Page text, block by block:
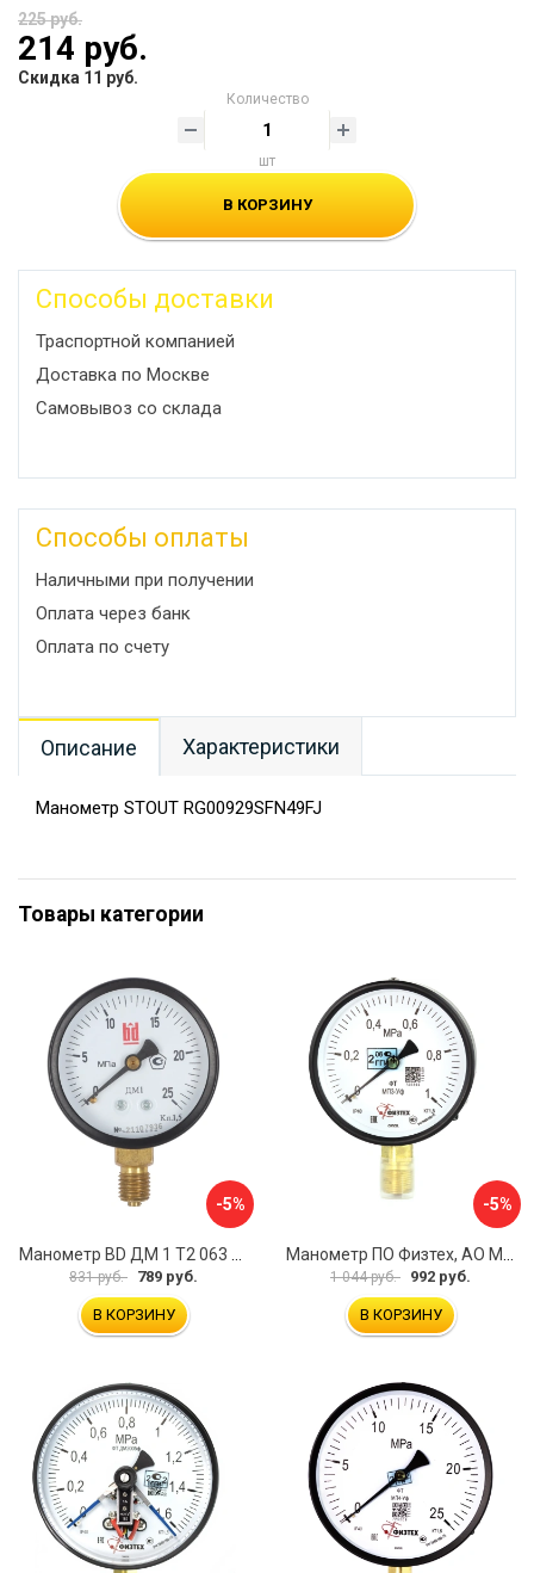
225 руб.
214 руб.
Скидка 11 руб.
Количество
шт
В КОРЗИНУ
Способы доставки
Траспортной компанией
Доставка по Москве
Самовывоз со склада
Способы оплаты
Наличными при получении
Оплата через банк
Оплата по счету
Описание Характеристики
Манометр STOUT RG00929SFN49FJ
Товары категории
-5%
831 руб. 789 руб.
В КОРЗИНУ
-5%
1 044 руб. 992 руб.
В КОРЗИНУ